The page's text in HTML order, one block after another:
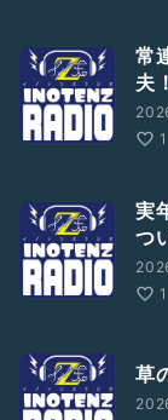
常
夫！
1
実
つ
1
草